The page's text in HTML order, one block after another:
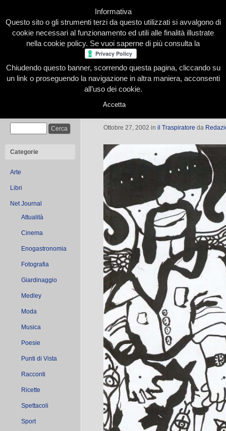
Home Presentazione Redazione Le nostre firme
Categorie
Arte
Libri
Net Journal
Attualità
Cinema
Enogastronomia
Fotografia
Giardinaggio
Medley
Moda
Musica
Poesie
Punti di Vista
Racconti
Ricette
Spettacoli
Sport
Bandidos
Ottobre 27, 2002 in il Traspiratore da
Informativa
Questo sito o gli strumenti terzi da questo utilizzati si avvalgono di
cookie necessari al funzionamento ed utili alle finalità illustrate
nella cookie policy. Se vuoi saperne di più consulta la
Chiudendo questo banner, scorrendo questa pagina, cliccando su
un link o proseguendo la navigazione in altra maniera, acconsenti
all’uso dei cookie.
Accetta